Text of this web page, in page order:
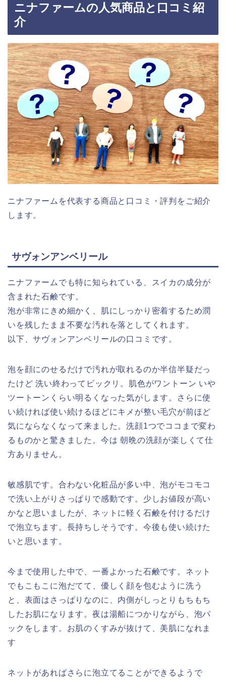
ニナファームの人気商品と口コミ紹
介
ニナファームを代表する商品と口コミ・評判をご紹介
します。
サヴォンアンベリール
ニナファームでも特に知られている、スイカの成分が
含まれた石鹸です。
泡が非常にきめ細かく、肌にしっかり密着するため潤
いを残したまま不要な汚れを落としてくれます。
以下、サヴォンアンベリールの口コミです。
泡を顔にのせるだけで汚れが取れるのか半信半疑だっ
たけど 洗い終わってビックリ。肌色がワントーン いや
ツートーンくらい明るくなった気がします。さらに使
い続ければ使い続けるほどにキメが整い毛穴が前ほど
気にならなくなって来ました。洗顔1つでココまで変わ
るものかと驚きました。今は 朝晩の洗顔が楽しくて仕
方ありません。
敏感肌です。合わない化粧品が多い中、泡がモコモコ
で洗い上がりさっぱりで感動です。少しお値段が高い
かなと思いましたが、ネットに軽く石鹸を付けるだけ
で泡立ちます。長持ちしそうです。今後も使い続けた
いと思います。
今まで使用した中で、一番よかった石鹸です。ネット
でもこもこに泡だてて、優しく顔を包むように洗う
と、表面はさっぱりなのに、内側がしっとりもちもち
したお肌になります。夜は湯船につかりながら、泡パ
ックをします。お肌のくすみが抜けて、美肌になれま
す
ネットがあればさらに泡立てることができるようで